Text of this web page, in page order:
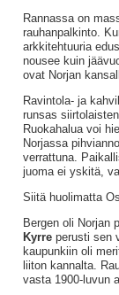
Rannassa on
rauhanpalkinto.
arkkitehtuuria
nousee kuin
ovat Norjan
Ravintola- ja
runsas
Ruokahalua voi
Norjassa
verrattuna.
juoma ei yskitä,
Siitä huolimatta
Bergen oli Norjan
Kyrreperusti sen
kaupunkiin oli
liiton kannalta.
vasta 1900-luvun